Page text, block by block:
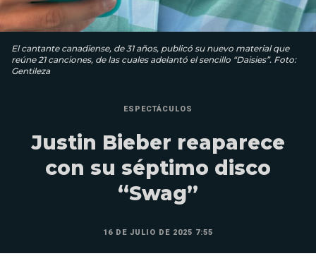
El cantante canadiense, de 31 años, publicó su nuevo material que
reúne 21 canciones, de las cuales adelantó el sencillo “Daisies”. Foto:
Gentileza
ESPECTÁCULOS
Justin Bieber reaparece
con su séptimo disco
“Swag”
16 DE JULIO DE 2025 7:55